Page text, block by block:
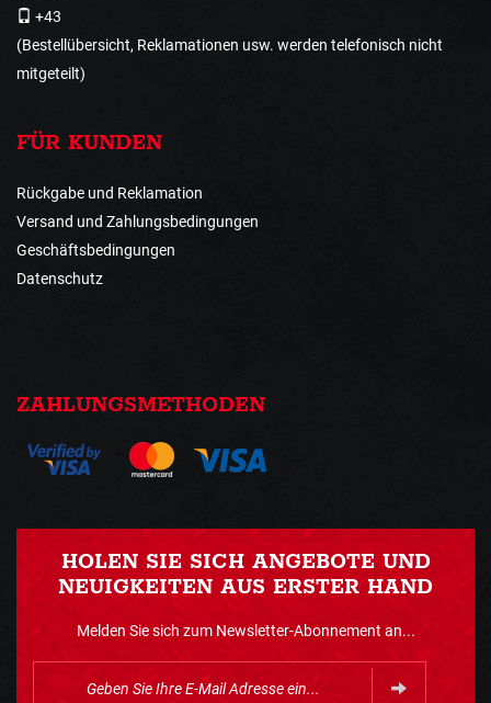
+43
(Bestellübersicht, Reklamationen usw. werden telefonisch nicht
mitgeteilt)
FÜR KUNDEN
Rückgabe und Reklamation
Versand und Zahlungsbedingungen
Geschäftsbedingungen
Datenschutz
ZAHLUNGSMETHODEN
HOLEN SIE SICH ANGEBOTE UND
NEUIGKEITEN AUS ERSTER HAND
Melden Sie sich zum Newsletter-Abonnement an...